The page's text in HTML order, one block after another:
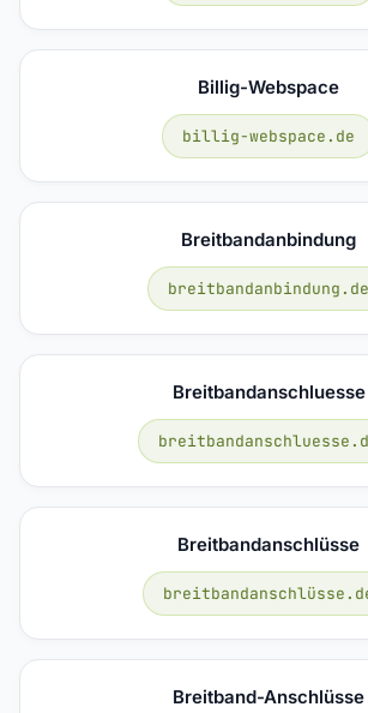
Billig-Webspace
billig-webspace.de
Breitbandanbindung
breitbandanbindung.de
Breitbandanschluesse
Breitbandanschlüsse
Breitband-Anschlüsse